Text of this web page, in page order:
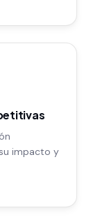
impacto y